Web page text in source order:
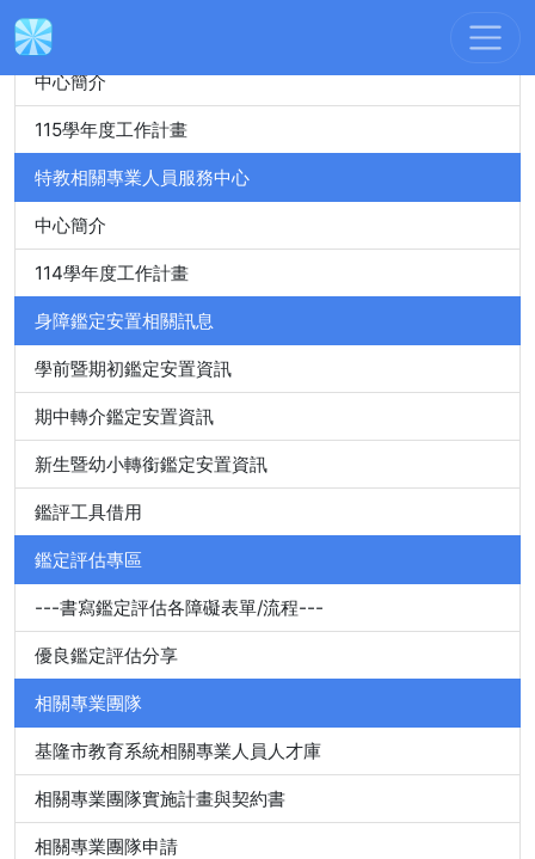
身心障礙特殊教育資源中心
中心簡介
115學年度工作計畫
特教相關專業人員服務中心
中心簡介
114學年度工作計畫
身障鑑定安置相關訊息
學前暨期初鑑定安置資訊
期中轉介鑑定安置資訊
新生暨幼小轉銜鑑定安置資訊
鑑評工具借用
鑑定評估專區
---書寫鑑定評估各障礙表單/流程---
優良鑑定評估分享
相關專業團隊
基隆市教育系統相關專業人員人才庫
相關專業團隊實施計畫與契約書
相關專業團隊申請